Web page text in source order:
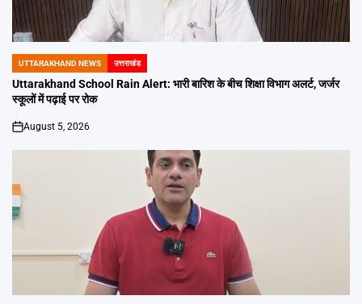
POSTED
IN
UTTARAKHAND NEWS उत्तराखंड
Uttarakhand School Rain Alert: भारी बारिश के बीच शिक्षा विभाग अलर्ट, जर्जर
स्कूलों में पढ़ाई पर रोक
on
August 5, 2026